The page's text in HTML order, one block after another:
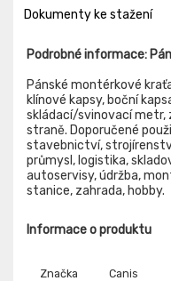
Dokumenty ke stažení
Podrobné informace:
Pánské montérkové
klínové kapsy, boční
skládací/svinovací metr,
straně. Doporučené
stavebnictví,
průmysl, logistika,
autoservisy, údržba,
stanice, zahrada, hobby.
Informace o produktu
Značka Canis